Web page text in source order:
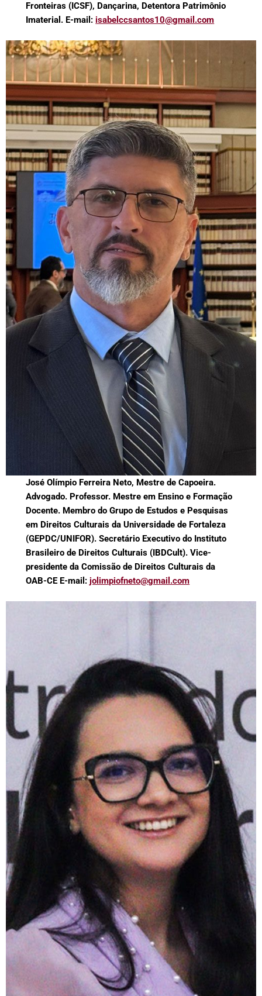
Fronteiras (ICSF), Dançarina, Detentora Patrimônio
Imaterial. E-mail: isabelccsantos10@gmail.com
José Olímpio Ferreira Neto, Mestre de Capoeira.
Advogado. Professor. Mestre em Ensino e Formação
Docente. Membro do Grupo de Estudos e Pesquisas
em Direitos Culturais da Universidade de Fortaleza
(GEPDC/UNIFOR). Secretário Executivo do Instituto
Brasileiro de Direitos Culturais (IBDCult). Vice-
presidente da Comissão de Direitos Culturais da
OAB-CE E-mail:jolimpiofneto@gmail.com